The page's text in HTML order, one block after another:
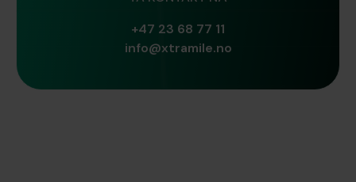
+47 23 68 77 11
info@xtramile.no